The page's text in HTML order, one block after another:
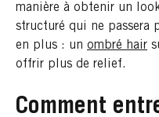
manière à obtenir un
structuré qui ne passera
en plus : un ombré hair
offrir plus de relief.
Comment